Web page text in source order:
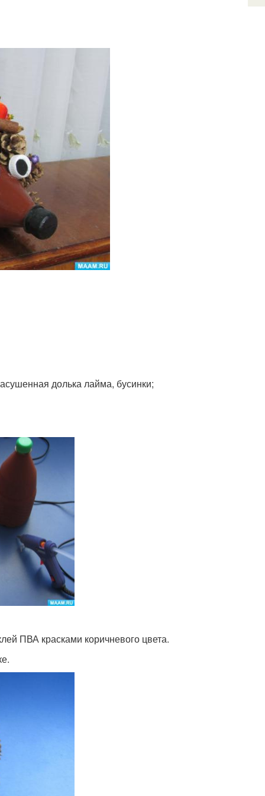
долька лайма, бусинки;
ПВА красками коричневого цвета.